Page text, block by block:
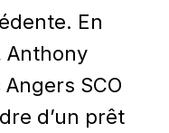
En
Anthony
SCO
d’un prêt